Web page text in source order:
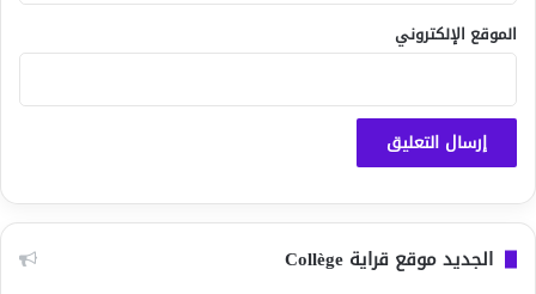
الموقع الإلكتروني
الجديد موقع قراية Collège